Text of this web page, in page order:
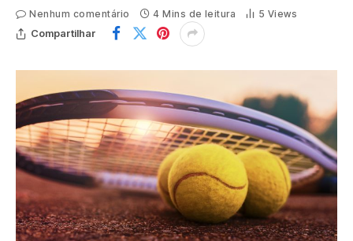
Nenhum comentário 4 Mins de leitura 5 Views
Compartilhar